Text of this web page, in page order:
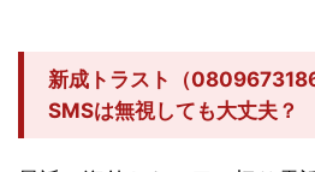
新成トラスト（
SMSは無視しても大丈夫？